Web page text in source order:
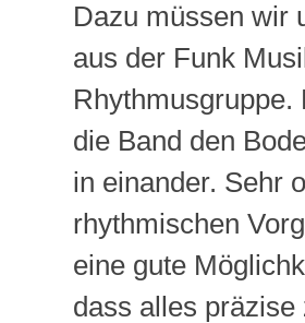
Dazu müssen wir
aus der Funk
Rhythmusgruppe.
die Band den
in einander. Sehr
rhythmischen
eine gute
dass alles